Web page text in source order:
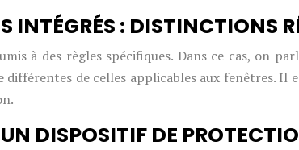
INTÉGRÉS : DISTINCTIONS
à des règles spécifiques. Dans ce cas, on
de celles applicables aux fenêtres.
DISPOSITIF DE